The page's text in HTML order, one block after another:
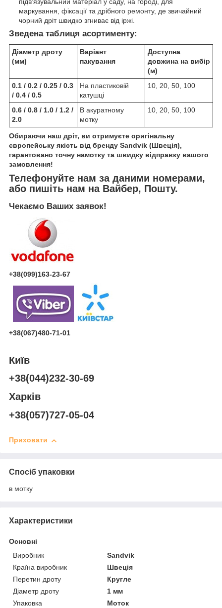
підв'язувальний матеріал у саду, на городі, для
маркування, фіксації та дрібного ремонту, де звичайний
чорний дріт швидко згниває від іржі.
Зведена таблиця асортименту:
Діаметр дроту
(мм)
Варіант
пакування
Доступна
довжина на вибір
(м)
0.1 / 0.2 / 0.25 / 0.3
/ 0.4 / 0.5
На пластиковій
катушці
10, 20, 50, 100
0.6 / 0.8 / 1.0 / 1.2 /
2.0
В акуратному
мотку
10, 20, 50, 100
Обираючи наш дріт, ви отримуєте оригінальну
європейську якість від бренду Sandvik (Швеція),
гарантовано точну намотку та швидку відправку вашого
замовлення!
Телефонуйте нам за даними номерами,
або пишіть нам на Вайбер, Пошту.
Чекаємо Ваших заявок!
+38(099)163-23-67
+38(067)480-71-01
Київ
+38(044)232-30-69
Харків
+38(057)727-05-04
Приховати
Спосіб упаковки
в мотку
Характеристики
Основні
Виробник
Sandvik
Країна виробник
Швеція
Перетин дроту
Кругле
Діаметр дроту
1 мм
Упаковка
Моток